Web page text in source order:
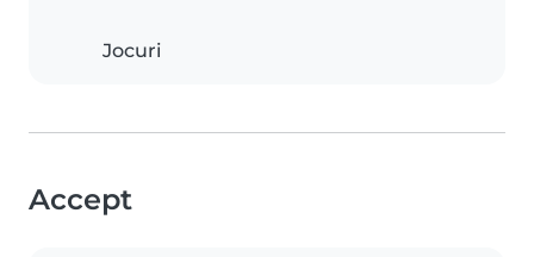
Jocuri
Accept